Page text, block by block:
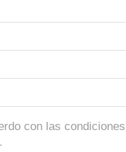
con las